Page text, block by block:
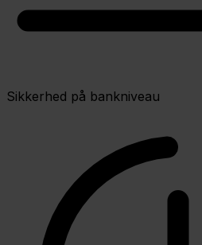
Sikkerhed på bankniveau